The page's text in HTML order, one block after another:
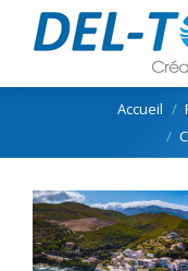
Vous êtes ici :Accueil